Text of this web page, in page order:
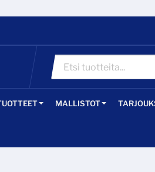
MALLISTOT